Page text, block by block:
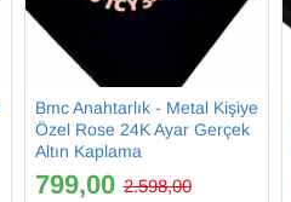
Bmc Anahtarlık - Metal Kişiye
Özel Rose 24K Ayar Gerçek
Altın Kaplama
799,00 2.598,00